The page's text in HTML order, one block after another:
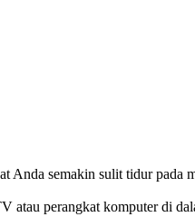
Anda semakin sulit tidur pada
perangkat komputer di